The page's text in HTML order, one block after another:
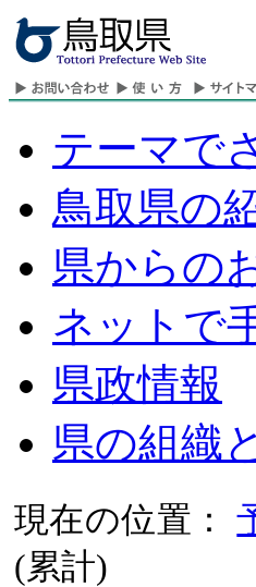
テーマで
鳥取県の
県からの
ネットで
県政情報
県の組織
現在の位置：
(累計)